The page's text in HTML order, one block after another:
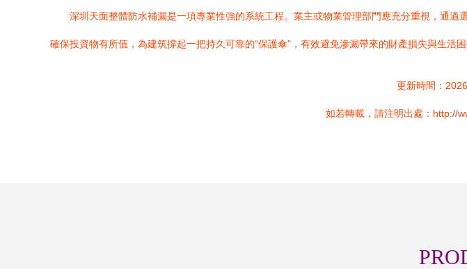
深圳天面整體防水補漏是一項專業性強的系統工程。業主或物業管理部門應充分重視，通
確保投資物有所值，為建筑撐起一把持久可靠的“保護傘”，有效避免滲漏帶來的財產損失與生活困
更新時間：
如若轉載，請注明出處：http://